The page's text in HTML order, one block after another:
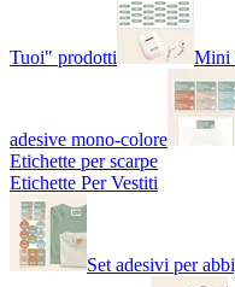
Tuoi" prodotti Mini
adesive mono-colore
Etichette per scarpe
Etichette Per Vestiti
Set adesivi per